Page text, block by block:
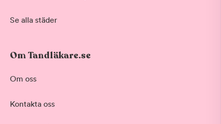
Se alla städer
Om Tandläkare.se
Om oss
Kontakta oss